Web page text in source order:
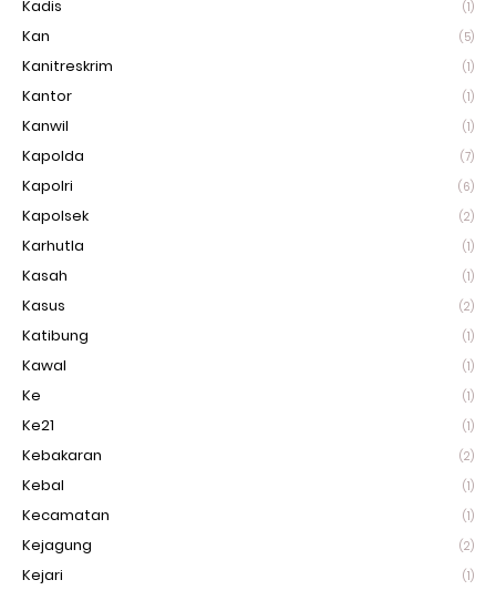
Kadis (1)
Kan (5)
Kanitreskrim (1)
Kantor (1)
Kanwil (1)
Kapolda (7)
Kapolri (6)
Kapolsek (2)
Karhutla (1)
Kasah (1)
Kasus (2)
Katibung (1)
Kawal (1)
Ke (1)
Ke21 (1)
Kebakaran (2)
Kebal (1)
Kecamatan (1)
Kejagung (2)
Kejari (1)